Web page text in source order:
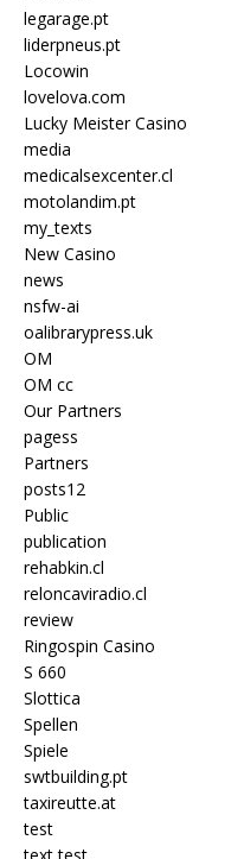
legarage.pt
liderpneus.pt
Locowin
lovelova.com
Lucky Meister Casino
media
medicalsexcenter.cl
motolandim.pt
my_texts
New Casino
news
nsfw-ai
oalibrarypress.uk
OM
OM cc
Our Partners
pagess
Partners
posts12
Public
publication
rehabkin.cl
reloncaviradio.cl
review
Ringospin Casino
S 660
Slottica
Spellen
Spiele
swtbuilding.pt
taxireutte.at
test
text test